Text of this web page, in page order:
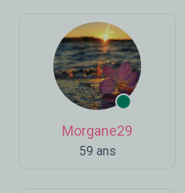
Morgane29
59 ans